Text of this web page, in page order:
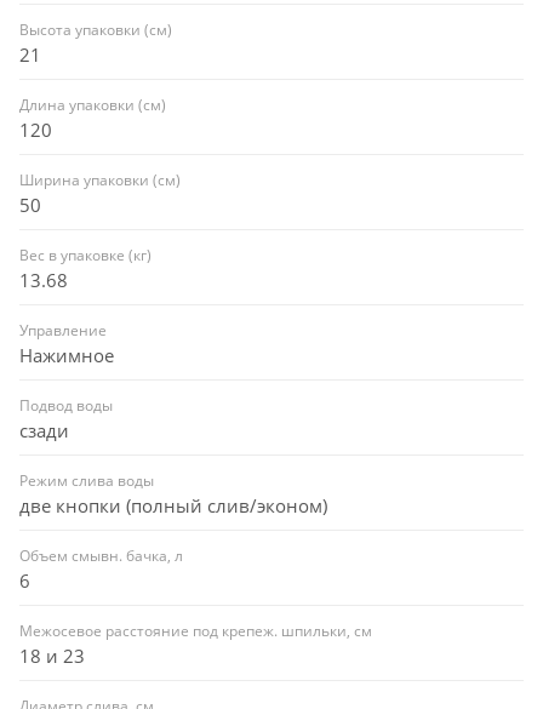
Высота упаковки (см)
21
Длина упаковки (см)
120
Ширина упаковки (см)
50
Вес в упаковке (кг)
13.68
Управление
Нажимное
Подвод воды
сзади
Режим слива воды
две кнопки (полный слив/эконом)
Объем смывн. бачка, л
6
Межосевое расстояние под крепеж. шпильки, см
18 и 23